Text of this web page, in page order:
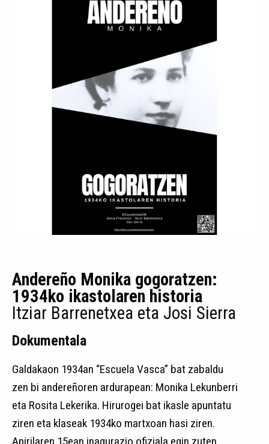
Andereño Monika gogoratzen:
1934ko ikastolaren historia
Itziar Barrenetxea eta Josi Sierra
Dokumentala
Galdakaon 1934an “Escuela Vasca” bat zabaldu
zen bi andereñoren ardurapean: Monika Lekunberri
eta Rosita Lekerika. Hirurogei bat ikasle apuntatu
ziren eta klaseak 1934ko martxoan hasi ziren.